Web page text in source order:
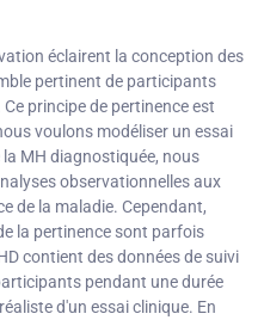
éclairent la conception des
pertinent de participants
principe de pertinence est
voulons modéliser un essai
MH diagnostiquée, nous
observationnelles aux
de la maladie. Cependant,
la pertinence sont parfois
contient des données de suivi
pendant une durée
d'un essai clinique. En